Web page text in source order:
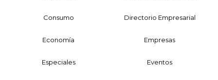
Consumo Directorio Empresarial
Economía Empresas
Especiales Eventos